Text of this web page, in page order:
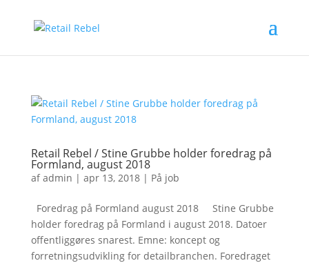
Retail Rebel / Stine Grubbe holder foredrag på
Formland, august 2018
afadmin | apr 13, 2018| På job
Foredrag på Formland august 2018 Stine Grubbe
holder foredrag på Formland i august 2018. Datoer
offentliggøres snarest. Emne: koncept og
forretningsudvikling for detailbranchen. Foredraget